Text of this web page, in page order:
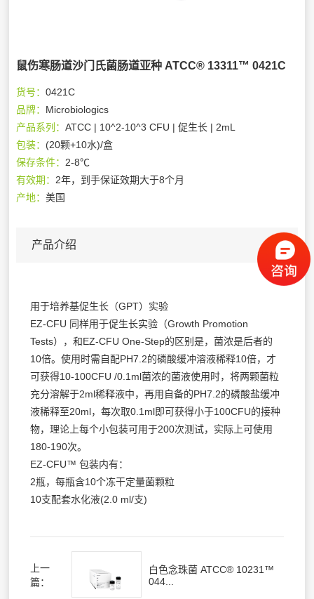
鼠伤寒肠道沙门氏菌肠道亚种 ATCC® 13311™ 0421C
货号：0421C
品牌： Microbiologics
产品系列：ATCC | 10^2-10^3 CFU | 促生长 | 2mL
包装： (20颗+10水)/盒
保存条件： 2-8℃
有效期： 2年，到手保证效期大于8个月
产地：美国
产品介绍
用于培养基促生长（GPT）实验
EZ-CFU 同样用于促生长实验（Growth Promotion
Tests），和EZ-CFU One-Step的区别是，菌浓是后者的
10倍。使用时需自配PH7.2的磷酸缓冲溶液稀释10倍，才
可获得10-100CFU /0.1ml菌浓的菌液使用时，将两颗菌粒
充分溶解于2ml稀释液中，再用自备的PH7.2的磷酸盐缓冲
液稀释至20ml，每次取0.1ml即可获得小于100CFU的接种
物，理论上每个小包装可用于200次测试，实际上可使用
180-190次。
EZ-CFU™ 包装内有：
2瓶，每瓶含10个冻干定量菌颗粒
10支配套水化液(2.0 ml/支)
上一
篇：
白色念珠菌 ATCC® 10231™
044...